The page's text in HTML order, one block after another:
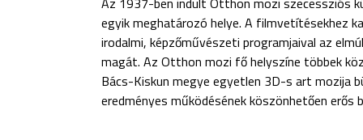
egyik meghatározó helye. A filmvetítésekhez
irodalmi, képzőművészeti programjaival az
magát. Az Otthon mozi fő helyszíne többek
Bács-Kiskun megye egyetlen 3D-s art mozija
eredményes működésének köszönhetően erős